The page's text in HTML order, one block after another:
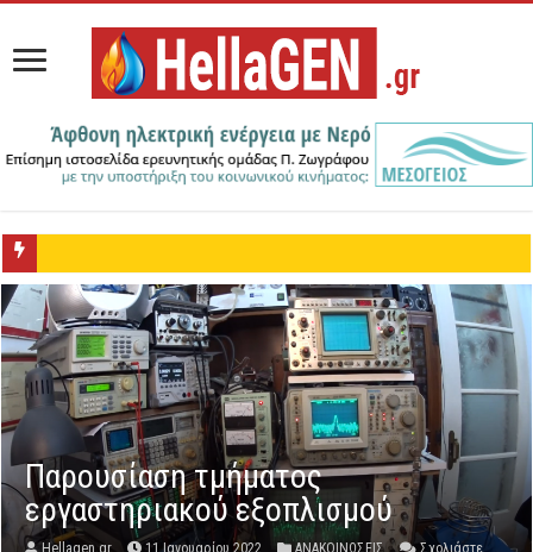
Παρουσίαση τμήματος
εργαστηριακού εξοπλισμού
Hellagen.gr 11 Ιανουαρίου 2022 ΑΝΑΚΟΙΝΩΣΕΙΣ Σχολιάστε